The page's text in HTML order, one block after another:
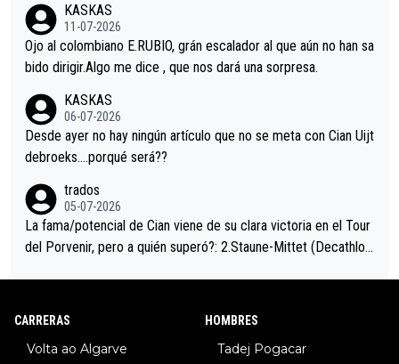
i sin pedalear, luego está el saludo con Evenepoel dándose la
mano de una manera muy fraternal, más allá de los típicos toqu
es en el hombro con que saludaba a Vingegard. Ahí hubo una in
eta, a ver si por querer poner a Del Toro con calzador en posi
ción de podio UAE y Pojacar se van complicar el tour.
KASKAS
11-07-2026
Ojo al colombiano E.RUBIO, grán escalador al que aún no han sa
bido dirigir.Algo me dice , que nos dará una sorpresa.
KASKAS
06-07-2026
Desde ayer no hay ningún artículo que no se meta con Cian Uijt
debroeks….porqué será??
trados
05-07-2026
La fama/potencial de Cian viene de su clara victoria en el Tour
del Porvenir, pero a quién superó?: 2.Staune-Mittet (Decathlon,
CARRERAS
Volta ao Algarve
HOMBRES
Tadej Pogacar